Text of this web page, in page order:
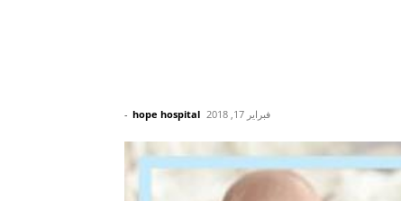
hope hospital
- فبراير 17, 2018